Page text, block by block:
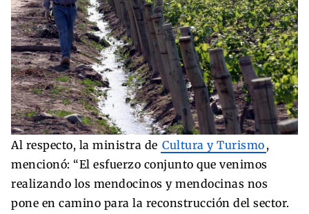
Al respecto, la ministra de Cultura y Turismo ,
mencionó: “El esfuerzo conjunto que venimos
realizando los mendocinos y mendocinas nos
pone en camino para la reconstrucción del sector.